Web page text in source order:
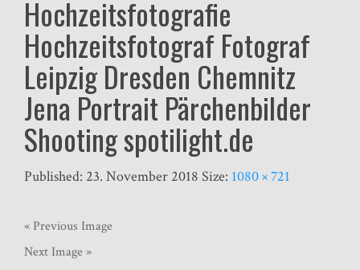
Hochzeitsfotografie
Hochzeitsfotograf Fotograf
Leipzig Dresden Chemnitz
Jena Portrait Pärchenbilder
Shooting spotilight.de
Published: 23. November 2018 Size: 1080 × 721
« Previous Image
Next Image »